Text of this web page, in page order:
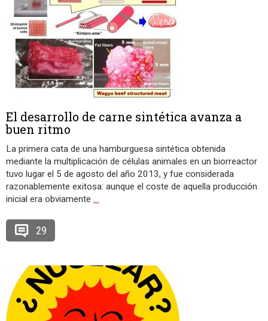
El desarrollo de carne sintética avanza a
buen ritmo
La primera cata de una hamburguesa sintética obtenida
mediante la multiplicación de células animales en un biorreactor
tuvo lugar el 5 de agosto del año 2013, y fue considerada
razonablemente exitosa: aunque el coste de aquella producción
inicial era obviamente …
29